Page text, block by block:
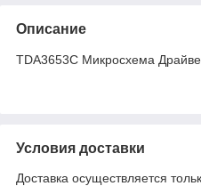
Описание
TDA3653C Микросхема
Условия доставки
Доставка осуществляется